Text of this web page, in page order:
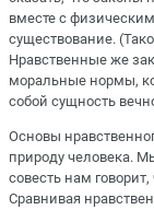
вместе с
существование.
Нравственные же
моральные нормы,
собой сущность
Основы
природу человека.
совесть нам говорит,
Сравнивая